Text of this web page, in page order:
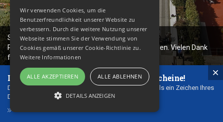
Sehr geehrte Gäste, unser Hotelpool ist wegen
Renovierungsarbeiten vorübergehend geschlossen. Vielen Dank
für Ihr Verständnis.
Ideale Geschenk - unsere Geschenkgutscheine!
Diese Geschenkscheine können Sie Ihren Nächsten als ein Zeichen Ihres
Danks und Ihrer Zuneigung geben.
Wir verwenden Cookies, um die
Benutzerfreundlichkeit unserer Website zu
verbessern. Durch die weitere Nutzung unserer
Webseite stimmen Sie der Verwendung von
Cookies gemäß unserer Cookie-Richtlinie zu.
Weitere Informationen
ALLE AKZEPTIEREN ALLE ABLEHNEN
DETAILS ANZEIGEN
UNBEDINGT ERFORDERLICH